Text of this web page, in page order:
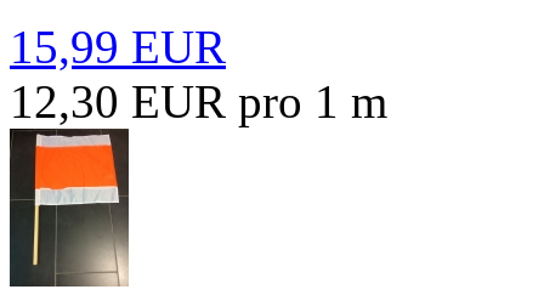
15,99 EUR
12,30 EUR pro 1 m